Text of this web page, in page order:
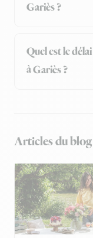
Gariès ?
Quel est le
à Gariès ?
Articles du